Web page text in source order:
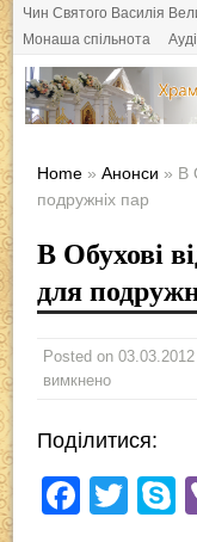
Чин Святого Василія
Монаша спільнота
Home »Анонси » В
подружніх пар
В Обухові
для
Posted on03.03.2012
вимкнено
Поділитися:
F
T